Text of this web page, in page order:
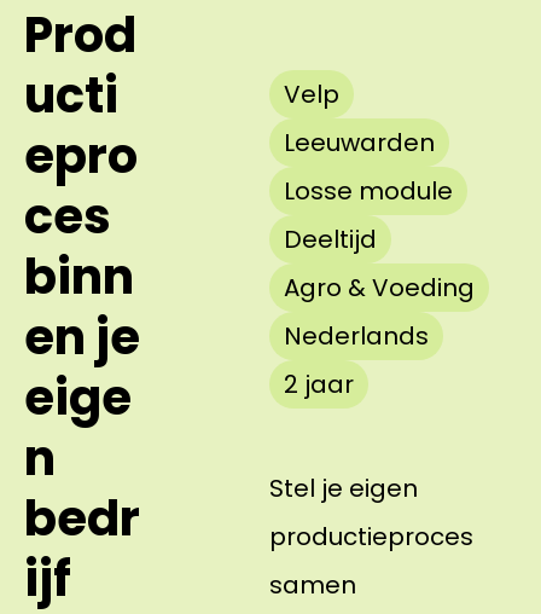
Prod
ucti
epro
ces
binn
en je
eige
n
bedr
ijf
Velp
Leeuwarden
Losse module
Deeltijd
Agro & Voeding
Nederlands
2 jaar
Stel je eigen
productieproces
samen